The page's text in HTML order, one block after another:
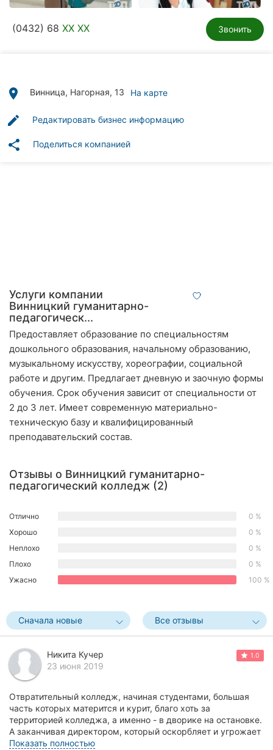
Автошколы
Рестораны
Все
Одесса
Кропивницкий
Киев
Харьков
Запорожье
Днепр
Львов
Николаев
Херсон
Чернигов
Черкассы
Черновцы
Ивано-
Франковск
(0432) 68 XX XX Звонить
place Винница, Нагорная, 13 На карте
edit Редактировать бизнес информацию
share Поделиться компанией
Услуги компании
Винницкий гуманитарно-
педагогическ...
Предоставляет образование по специальностям
дошкольного образования, начальному образованию,
музыкальному искусству, хореографии, социальной
работе и другим. Предлагает дневную и заочную формы
обучения. Срок обучения зависит от специальности от
2 до 3 лет. Имеет современную материально-
техническую базу и квалифицированный
преподавательский состав.
Отзывы о Винницкий гуманитарно-
педагогический колледж (2)
Отлично
0 %
Хорошо
0 %
Неплохо
0 %
Плохо
0 %
Ужасно
100 %
Сначала новые Все отзывы
Никита Кучер
23 июня 2019
1.0
Отвратительный колледж, начиная студентами, большая
часть которых матерится и курит, благо хоть за
территорией колледжа, а именно - в дворике на остановке.
А заканчивая директором, который оскорбляет и угрожает
тем студентам, кто планирует забирать д...
Показать полностью